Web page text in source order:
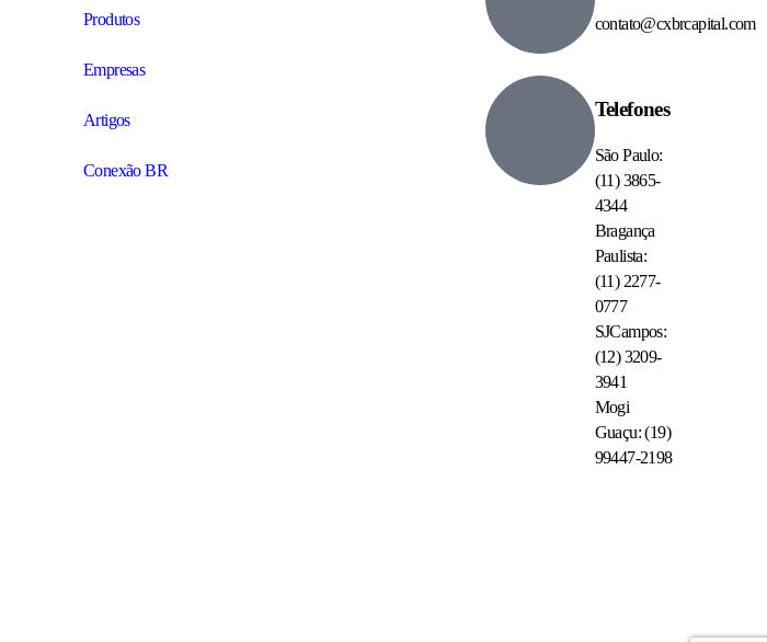
Produtos
Empresas
Artigos
Conexão BR
contato@cxbrcapital.com
Telefones
São Paulo:
(11) 3865-
4344
Bragança
Paulista:
(11) 2277-
0777
SJCampos:
(12) 3209-
3941
Mogi
Guaçu: (19)
99447-2198